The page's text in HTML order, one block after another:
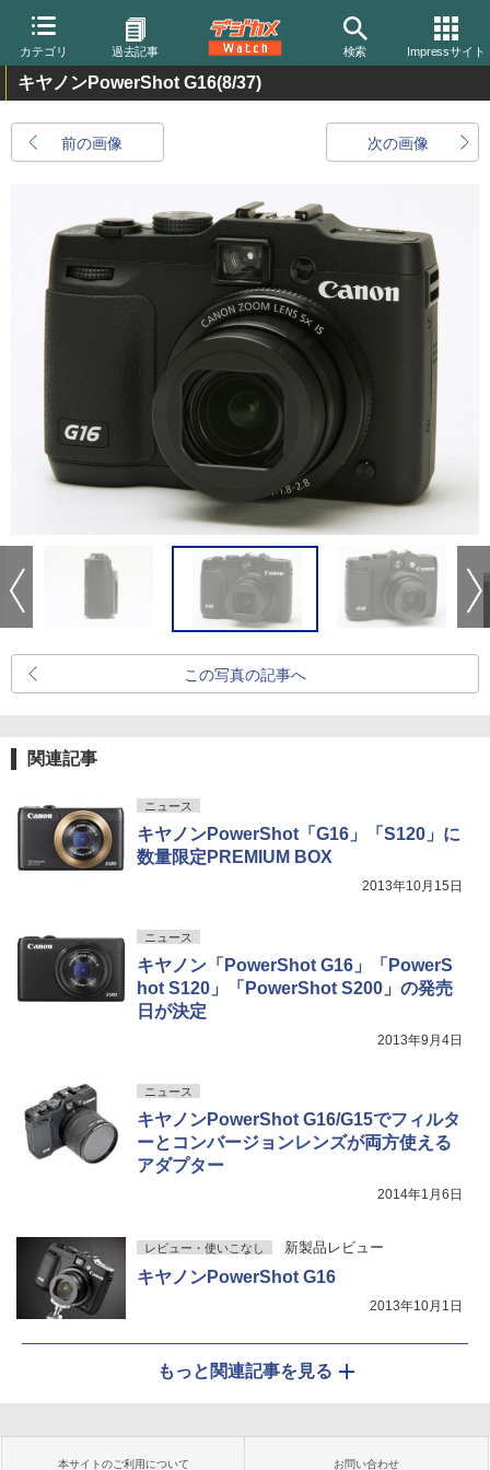
カテゴリ 過去記事 検索 Impressサイト
キヤノンPowerShot G16(8/37)
前の画像 次の画像
この写真の記事へ
関連記事
ニュース
キヤノンPowerShot「G16」「S120」に
数量限定PREMIUM BOX
2013年10月15日
ニュース
キヤノン「PowerShot G16」「PowerS
hot S120」「PowerShot S200」の発売
日が決定
2013年9月4日
ニュース
キヤノンPowerShot G16/G15でフィルタ
ーとコンバージョンレンズが両方使える
アダプター
2014年1月6日
レビュー・使いこなし 新製品レビュー
キヤノンPowerShot G16
2013年10月1日
もっと関連記事を見る
本サイトのご利用について お問い合わせ